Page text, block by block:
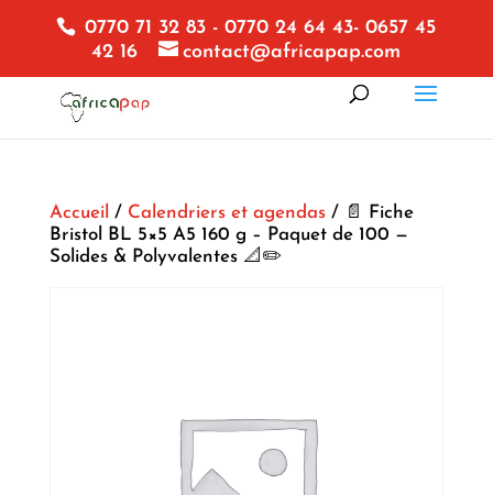
0770 71 32 83 - 0770 24 64 43- 0657 45
42 16
contact@africapap.com
Accueil / Calendriers et agendas/ 📄 Fiche
Bristol BL 5×5 A5 160 g – Paquet de 100 —
Solides & Polyvalentes 📐✏️